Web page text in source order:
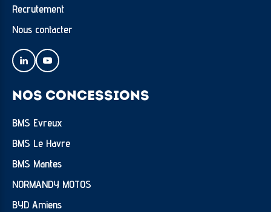
Recrutement
Nous contacter
NOS CONCESSIONS
BMS Evreux
BMS Le Havre
BMS Mantes
NORMANDY MOTOS
BYD Amiens